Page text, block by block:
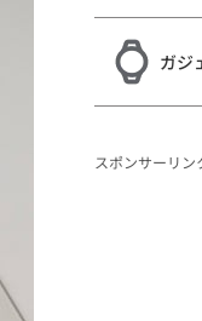
ガジ
スポンサーリン